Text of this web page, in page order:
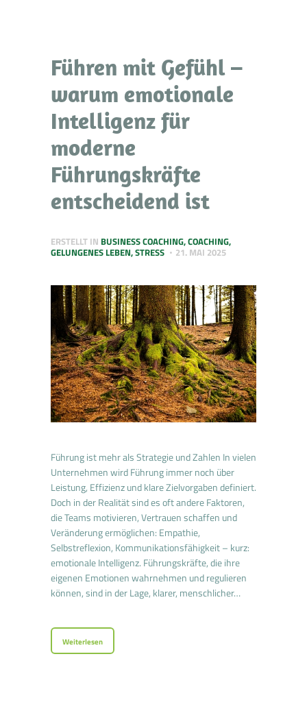
Führen mit Gefühl –
warum emotionale
Intelligenz für
moderne
Führungskräfte
entscheidend ist
ERSTELLT IN BUSINESS COACHING,COACHING,
GELUNGENES LEBEN,STRESS 21. MAI 2025
Führung ist mehr als Strategie und Zahlen In vielen
Unternehmen wird Führung immer noch über
Leistung, Effizienz und klare Zielvorgaben definiert.
Doch in der Realität sind es oft andere Faktoren,
die Teams motivieren, Vertrauen schaffen und
Veränderung ermöglichen: Empathie,
Selbstreflexion, Kommunikationsfähigkeit – kurz:
emotionale Intelligenz. Führungskräfte, die ihre
eigenen Emotionen wahrnehmen und regulieren
können, sind in der Lage, klarer, menschlicher…
Weiterlesen